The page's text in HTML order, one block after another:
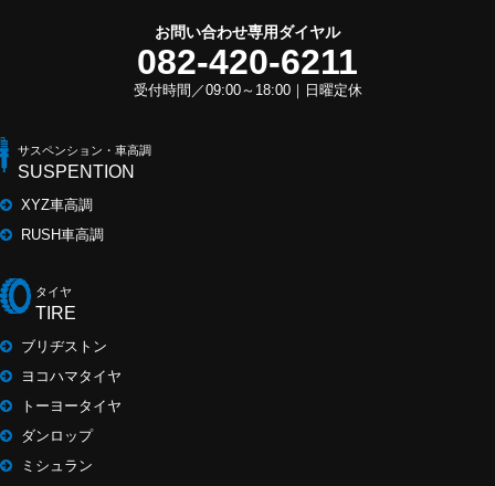
お問い合わせ専用ダイヤル
082-420-6211
受付時間／09:00～18:00｜日曜定休
サスペンション・車高調
SUSPENTION
XYZ車高調
RUSH車高調
タイヤ
TIRE
ブリヂストン
ヨコハマタイヤ
トーヨータイヤ
ダンロップ
ミシュラン